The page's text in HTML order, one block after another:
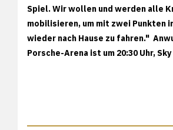
Spiel. Wir wollen und werden alle
mobilisieren, um mit zwei Punkten
wieder nach Hause zu fahren."
Porsche-Arena ist um 20:30 Uhr,